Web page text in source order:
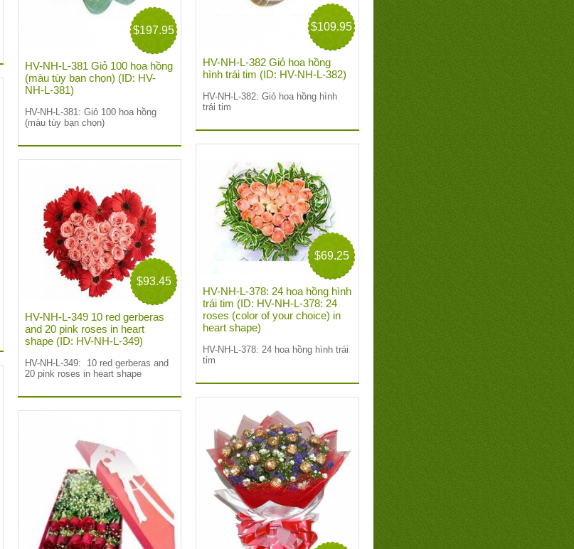
$109.95
HV-NH-L-382 Giỏ hoa hồng
hình trái tim (ID: HV-NH-L-382)
HV-NH-L-382: Giỏ hoa hồng hình
trái tim
$197.95
HV-NH-L-381 Giỏ 100 hoa hồng
(màu tùy bạn chọn) (ID: HV-
NH-L-381)
HV-NH-L-381: Giỏ 100 hoa hồng
(màu tùy bạn chọn)
$69.25
HV-NH-L-378: 24 hoa hồng hình
trái tim (ID: HV-NH-L-378: 24
roses (color of your choice) in
heart shape)
HV-NH-L-378: 24 hoa hồng hình trái
tim
$93.45
HV-NH-L-349 10 red gerberas
and 20 pink roses in heart
shape (ID: HV-NH-L-349)
HV-NH-L-349: 10 red gerberas and
20 pink roses in heart shape